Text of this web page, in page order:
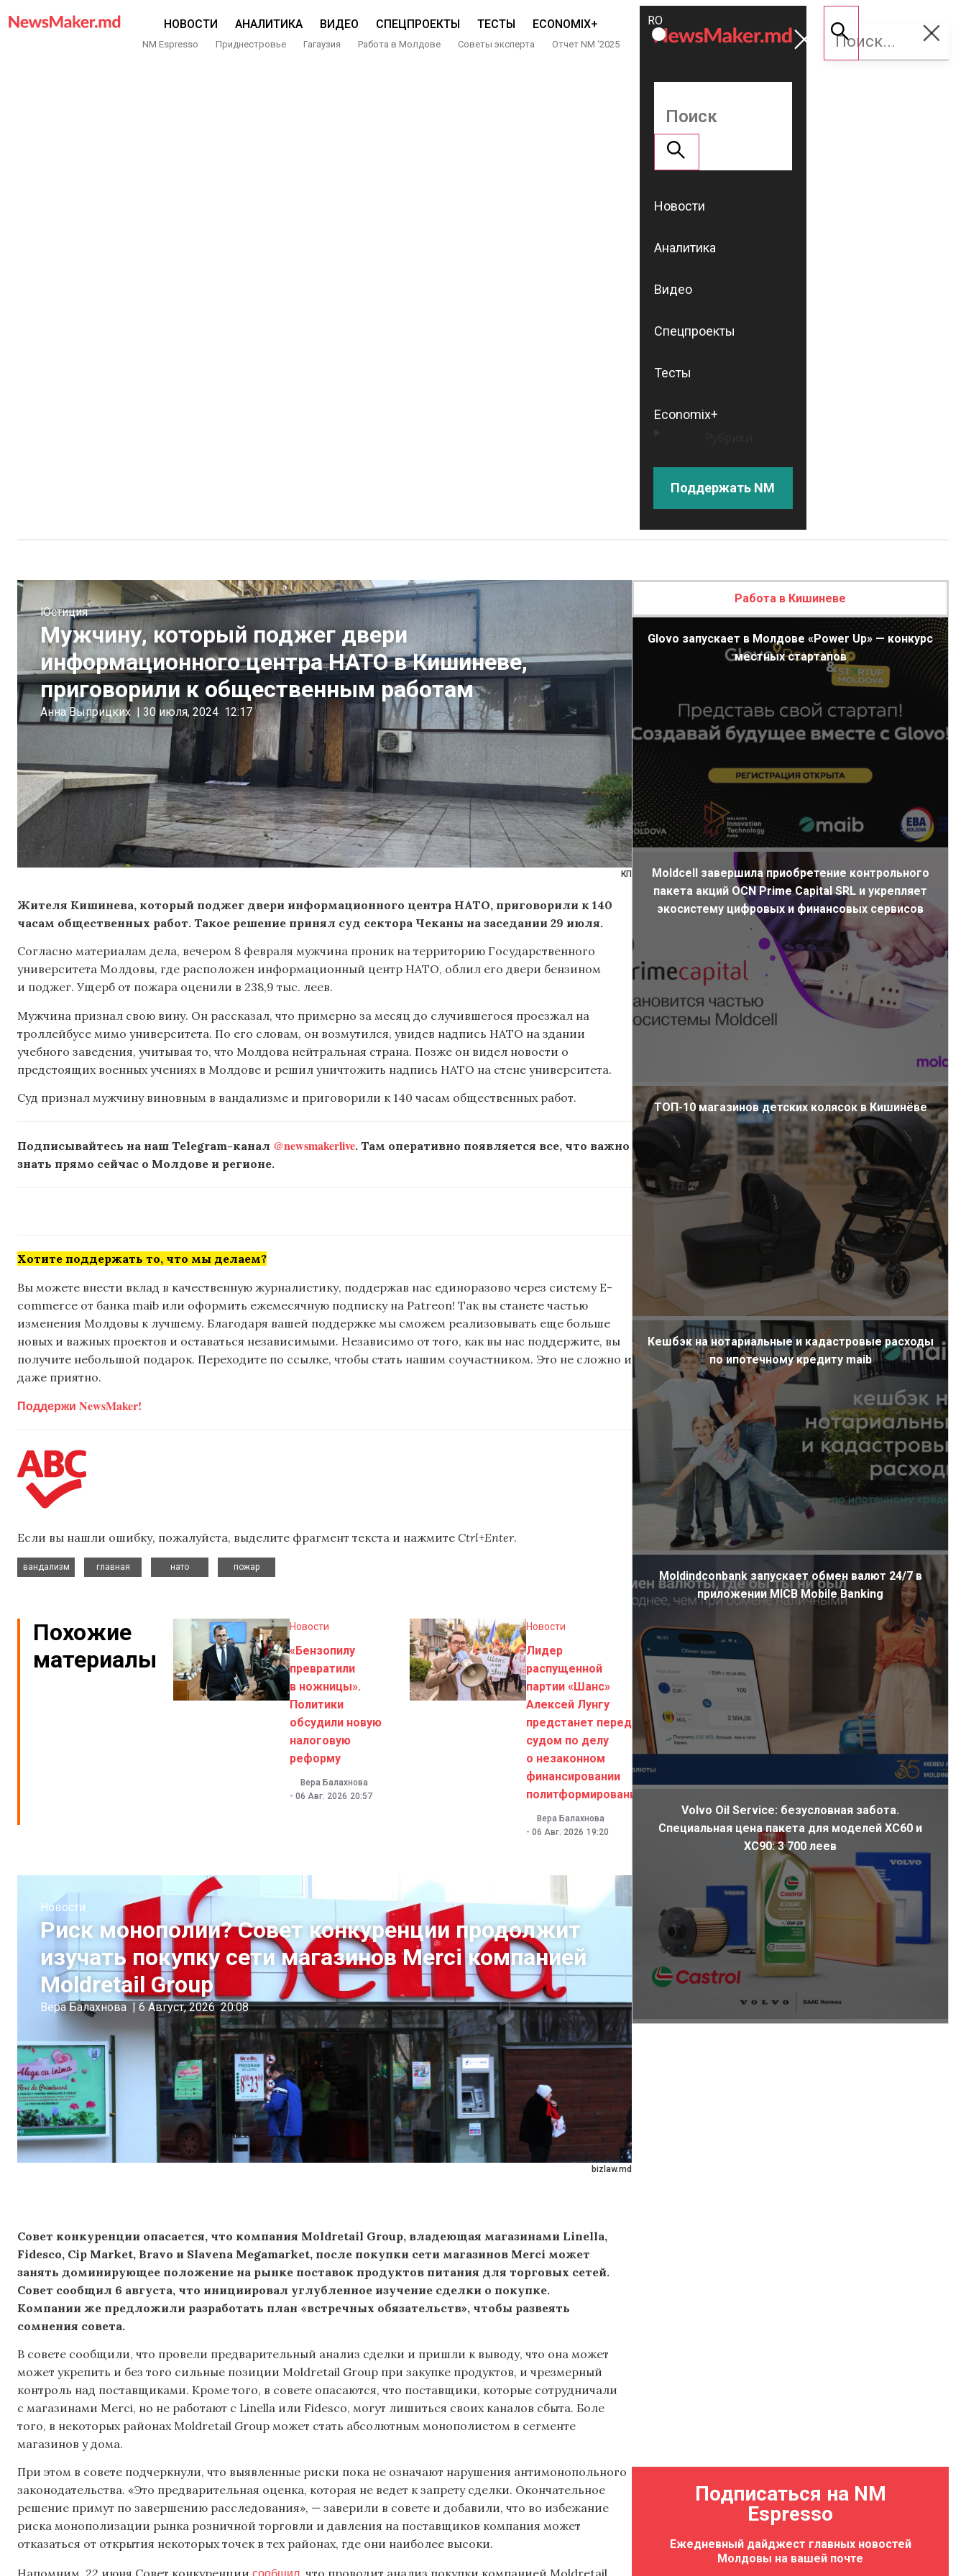
НОВОСТИ АНАЛИТИКА ВИДЕО СПЕЦПРОЕКТЫ ТЕСТЫ ECONOMIX+
NM Espresso Приднестровье Гагаузия Работа в Молдове Советы эксперта Отчет NM ‘2025
ROMÂNĂ
RU
Поддержать
NM
Новости
Аналитика
Видео
Спецпроекты
Тесты
Economix+
Поддержать NM
КП
Юстиция
Мужчину, который поджег двери
информационного центра НАТО в Кишиневе,
приговорили к общественным работам
Анна Выприцких | 30 июля, 2024 12:17
Жителя Кишинева, который поджег двери информационного центра НАТО, приговорили к 140
часам общественных работ. Такое решение принял суд сектора Чеканы на заседании 29 июля.
Согласно материалам дела, вечером 8 февраля мужчина проник на территорию Государственного
университета Молдовы, где расположен информационный центр НАТО, облил его двери бензином
и поджег. Ущерб от пожара оценили в 238,9 тыс. леев.
Мужчина признал свою вину. Он рассказал, что примерно за месяц до случившегося проезжал на
троллейбусе мимо университета. По его словам, он возмутился, увидев надпись НАТО на здании
учебного заведения, учитывая то, что Молдова нейтральная страна. Позже он видел новости о
предстоящих военных учениях в Молдове и решил уничтожить надпись НАТО на стене университета.
Суд признал мужчину виновным в вандализме и приговорили к 140 часам общественных работ.
Подписывайтесь на наш Telegram-канал @newsmakerlive. Там оперативно появляется все, что важно
знать прямо сейчас о Молдове и регионе.
Хотите поддержать то, что мы делаем?
Вы можете внести вклад в качественную журналистику, поддержав нас единоразово через систему E-
commerce от банка maib или оформить ежемесячную подписку на Patreon! Так вы станете частью
изменения Молдовы к лучшему. Благодаря вашей поддержке мы сможем реализовывать еще больше
новых и важных проектов и оставаться независимыми. Независимо от того, как вы нас поддержите, вы
получите небольшой подарок. Переходите по ссылке, чтобы стать нашим соучастником. Это не сложно и
даже приятно.
Поддержи NewsMaker!
Если вы нашли ошибку, пожалуйста, выделите фрагмент текста и нажмите Ctrl+Enter.
вандализм
главная
нато
пожар
Похожие
материалы
Новости
«Бензопилу
превратили
в ножницы».
Политики
обсудили новую
налоговую
реформу
Вера Балахнова
- 06 Авг. 2026 20:57
Новости
Лидер
распущенной
партии «Шанс»
Алексей Лунгу
предстанет перед
судом по делу
о незаконном
финансировании
политформирований
Вера Балахнова
- 06 Авг. 2026 19:20
bizlaw.md
Новости
Риск монополии? Совет конкуренции продолжит
изучать покупку сети магазинов Merci компанией
Moldretail Group
Вера Балахнова | 6 Август, 2026 20:08
Совет конкуренции опасается, что компания Moldretail Group, владеющая магазинами Linella,
Fidesco, Cip Market, Bravo и Slavena Megamarket, после покупки сети магазинов Merci может
занять доминирующее положение на рынке поставок продуктов питания для торговых сетей.
Совет сообщил 6 августа, что инициировал углубленное изучение сделки о покупке.
Компании же предложили разработать план «встречных обязательств», чтобы развеять
сомнения совета.
В совете сообщили, что провели предварительный анализ сделки и пришли к выводу, что она может
может укрепить и без того сильные позиции Moldretail Group при закупке продуктов, и чрезмерный
контроль над поставщиками. Кроме того, в совете опасаются, что поставщики, которые сотрудничали
с магазинами Merci, но не работают с Linella или Fidesco, могут лишиться своих каналов сбыта. Боле
того, в некоторых районах Moldretail Group может стать абсолютным монополистом в сегменте
магазинов у дома.
При этом в совете подчеркнули, что выявленные риски пока не означают нарушения антимонопольного
законодательства. «Это предварительная оценка, которая не ведет к запрету сделки. Окончательное
решение примут по завершению расследования», — заверили в совете и добавили, что во избежание
риска монополизации рынка розничной торговли и давления на поставщиков компания может
отказаться от открытия некоторых точек в тех районах, где они наиболее высоки.
Напомним, 22 июня Совет конкуренции сообщил , что проводит анализ покупки компанией Moldretail
Работа в Кишиневе
Glovo запускает в Молдове «Power Up» — конкурс
местных стартапов
Moldcell завершила приобретение контрольного
пакета акций OCN Prime Capital SRL и укрепляет
экосистему цифровых и финансовых сервисов
ТОП-10 магазинов детских колясок в Кишинёве
Кешбэк на нотариальные и кадастровые расходы
по ипотечному кредиту maib
Moldindconbank запускает обмен валют 24/7 в
приложении MICB Mobile Banking
Volvo Oil Service: безусловная забота.
Специальная цена пакета для моделей XC60 и
XC90: 3 700 леев
Подписаться на NM
Espresso
Ежедневный дайджест главных новостей
Молдовы на вашей почте